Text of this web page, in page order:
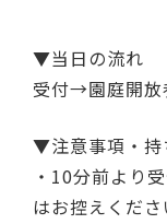
▼当日の流れ
受付→園庭開
▼注意事項・持
・10分前より
はお控えくださ